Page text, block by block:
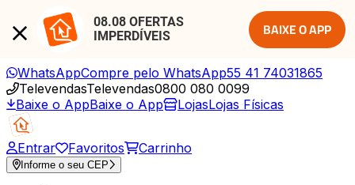
08.08 OFERTAS
IMPERDÍVEIS
BAIXE O APP
WhatsAppCompre pelo WhatsApp55 41 74031865
TelevendasTelevendas0800 080 0099
Baixe o AppBaixe o App LojasLojas Físicas
Entrar Favoritos Carrinho
Informe o seu CEP